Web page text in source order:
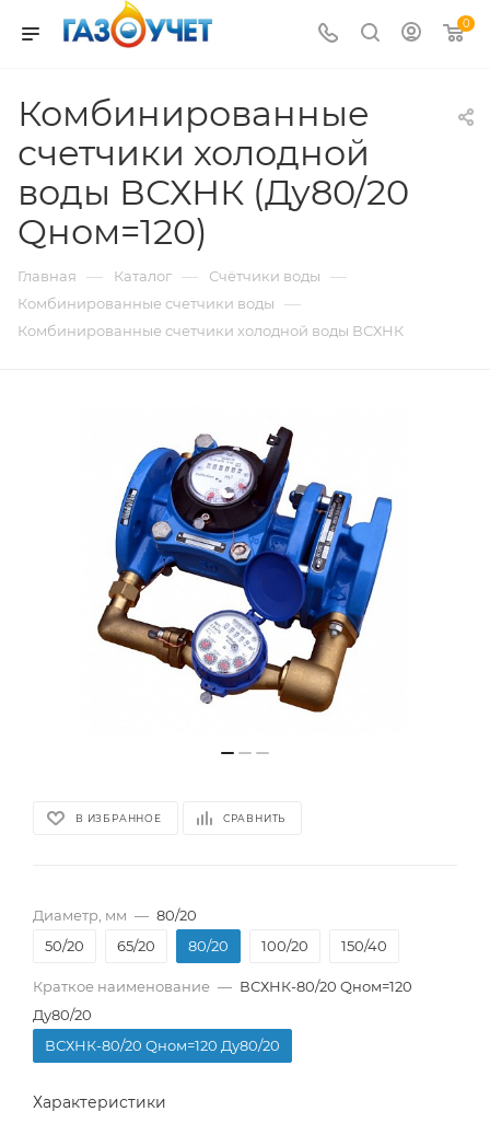
0
Комбинированные
счетчики холодной
воды ВСХНК (Ду80/20
Qном=120)
Главная — Каталог — Счётчики воды —
Комбинированные счетчики воды —
Комбинированные счетчики холодной воды ВСХНК
В ИЗБРАННОЕ СРАВНИТЬ
Диаметр, мм — 80/20
50/20
65/20 80/20 100/20 150/40
Краткое наименование — ВСХНК-80/20 Qном=120
Ду80/20
ВСХНК-80/20 Qном=120 Ду80/20
Характеристики